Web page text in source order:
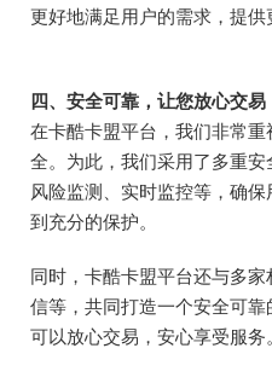
更好地满足用户的需求，提供
四、安全可靠，让您放心交易
在卡酷卡盟平台，我们非常
全。为此，我们采用了多重安
风险监测、实时监控等，确
到充分的保护。
同时，卡酷卡盟平台还与多
信等，共同打造一个安全可
可以放心交易，安心享受服务。